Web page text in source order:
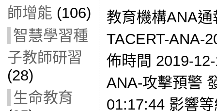
師增能 (106)
智慧學習種
子教師研習
(28)
生命教育
教育機構ANA
TACERT-ANA-
佈時間 2019-
ANA-攻擊預警
01:17:44 影響